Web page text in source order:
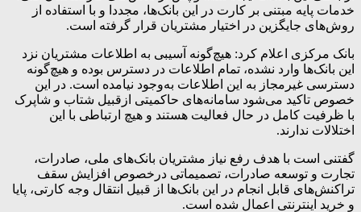
خدمات پایه مبتنی بر کارت در این بانک‌ها، مجددا و با استفاده از
روش‌های جایگزین در اختیار مشتریان قرار گرفته است.
بانک مرکزی اعلام کرد: هیچ‌گونه آسیبی به اطلاعات مشتریان نزد
این بانک‌ها وارد نشده، تمام اطلاعات در دسترس بوده و هیچ‌گونه
دسترسی غیرمجاز به این اطلاعات به‌وجود نیامده است. در این
خصوص تاکید می‌شود سامانه‌های حاکمیتی ازقبیل شتاب و شاپرک
با ظرفیت کامل در حال فعالیت هستند و هیچ ارتباطی با این
اختلالات ندارند.
گفتنی است با هدف رفع نیاز مشتریان بانک‌های ملی، صادرات،
تجارت و توسعه صادرات، تصمیماتی درخصوص افزایش سقف
تراکنش‌های قابل انجام در این بانک‌ها از قبیل انتقال وجه کارتی، پایا
و خرید اینترنتی اعمال شده است.